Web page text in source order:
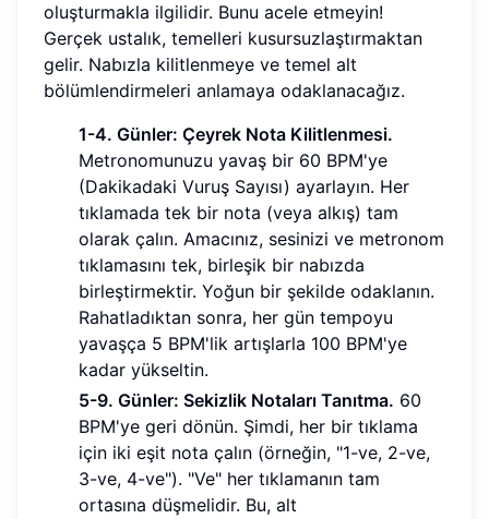
oluşturmakla ilgilidir. Bunu acele etmeyin!
Gerçek ustalık, temelleri kusursuzlaştırmaktan
gelir. Nabızla kilitlenmeye ve temel alt
bölümlendirmeleri anlamaya odaklanacağız.
1-4. Günler: Çeyrek Nota Kilitlenmesi.
Metronomunuzu yavaş bir 60 BPM'ye
(Dakikadaki Vuruş Sayısı) ayarlayın. Her
tıklamada tek bir nota (veya alkış) tam
olarak çalın. Amacınız, sesinizi ve metronom
tıklamasını tek, birleşik bir nabızda
birleştirmektir. Yoğun bir şekilde odaklanın.
Rahatladıktan sonra, her gün tempoyu
yavaşça 5 BPM'lik artışlarla 100 BPM'ye
kadar yükseltin.
5-9. Günler: Sekizlik Notaları Tanıtma. 60
BPM'ye geri dönün. Şimdi, her bir tıklama
için iki eşit nota çalın (örneğin, "1-ve, 2-ve,
3-ve, 4-ve"). "Ve" her tıklamanın tam
ortasına düşmelidir. Bu, alt